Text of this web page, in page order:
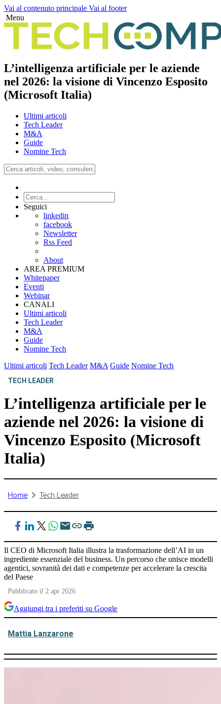
Vai al contenuto principale Vai al footer
Menu
L’intelligenza artificiale per le aziende
nel 2026: la visione di Vincenzo Esposito
(Microsoft Italia)
Ultimi articoli
Tech Leader
M&A
Guide
Nomine Tech
Seguici
linkedin
facebook
Newsletter
Rss Feed
About
AREA PREMIUM
Whitepaper
Eventi
Webinar
CANALI
Ultimi articoli
Tech Leader
M&A
Guide
Nomine Tech
Ultimi articoli Tech Leader M&A Guide Nomine Tech
TECH LEADER
L’intelligenza artificiale per le
aziende nel 2026: la visione di
Vincenzo Esposito (Microsoft
Italia)
Home Tech Leader
Il CEO di Microsoft Italia illustra la trasformazione dell’AI in un
ingrediente essenziale del business. Un percorso che unisce modelli
agentici, sovranità dei dati e competenze per accelerare la crescita
del Paese
Pubblicato il 2 apr 2026
Aggiungi tra i preferiti su Google
Mattia Lanzarone